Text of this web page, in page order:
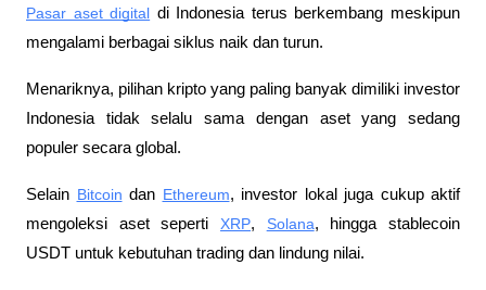
Pasar aset digital di Indonesia terus berkembang meskipun
mengalami berbagai siklus naik dan turun.
Menariknya, pilihan kripto yang paling banyak dimiliki investor
Indonesia tidak selalu sama dengan aset yang sedang
populer secara global.
Selain Bitcoin dan Ethereum, investor lokal juga cukup aktif
mengoleksi aset seperti XRP, Solana, hingga stablecoin
USDT untuk kebutuhan trading dan lindung nilai.